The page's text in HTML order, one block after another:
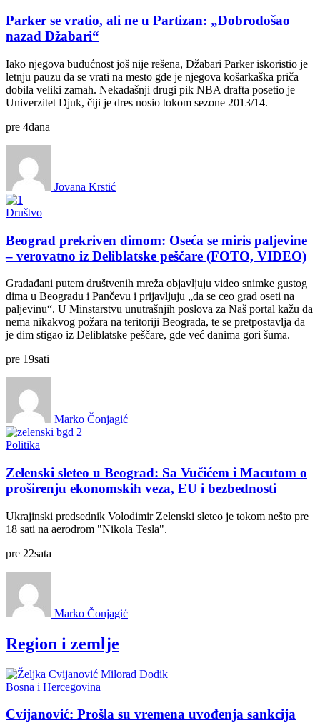
Parker se vratio, ali ne u Partizan: „Dobrodošao
nazad Džabari“
Iako njegova budućnost još nije rešena, Džabari Parker iskoristio je
letnju pauzu da se vrati na mesto gde je njegova košarkaška priča
dobila veliki zamah. Nekadašnji drugi pik NBA drafta posetio je
Univerzitet Djuk, čiji je dres nosio tokom sezone 2013/14.
pre 4dana
Jovana Krstić
Društvo
Beograd prekriven dimom: Oseća se miris paljevine
– verovatno iz Deliblatske peščare (FOTO, VIDEO)
Gradađani putem društvenih mreža objavljuju video snimke gustog
dima u Beogradu i Pančevu i prijavljuju „da se ceo grad oseti na
paljevinu“. U Minstarstvu unutrašnjih poslova za Naš portal kažu da
nema nikakvog požara na teritoriji Beograda, te se pretpostavlja da
je dim stigao iz Deliblatske peščare, gde već danima gori šuma.
pre 19sati
Marko Čonjagić
Politika
Zelenski sleteo u Beograd: Sa Vučićem i Macutom o
proširenju ekonomskih veza, EU i bezbednosti
Ukrajinski predsednik Volodimir Zelenski sleteo je tokom nešto pre
18 sati na aerodrom "Nikola Tesla".
pre 22sata
Marko Čonjagić
Region i zemlje
Bosna i Hercegovina
Cvijanović: Prošla su vremena uvođenja sankcija